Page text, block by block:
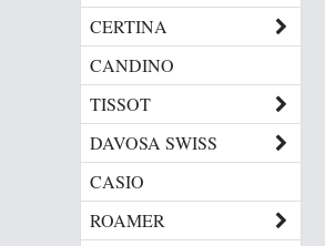
CERTINA
CANDINO
TISSOT
DAVOSA SWISS
CASIO
ROAMER